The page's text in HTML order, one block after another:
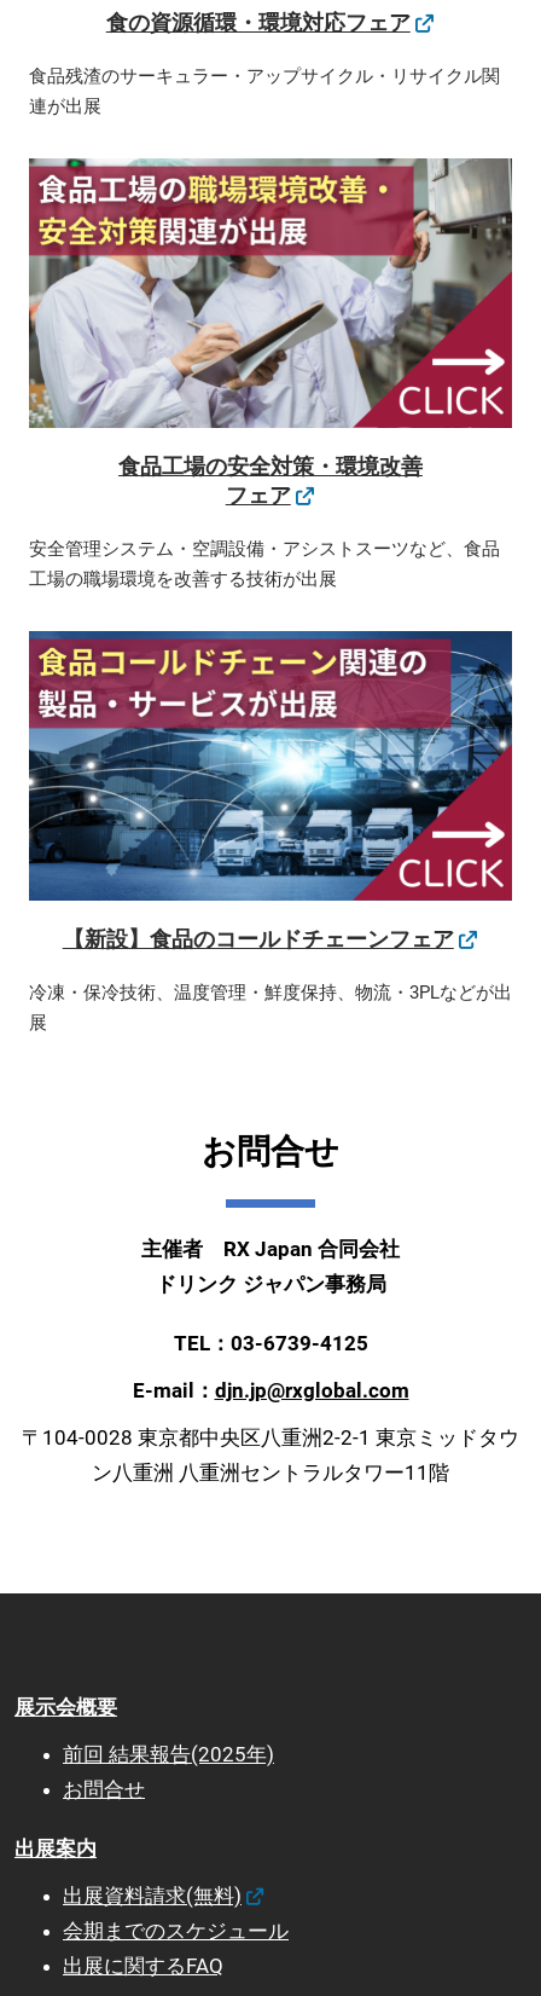
食の資源循環・環境対応フェア
食品残渣のサーキュラー・アップサイクル・リサイクル関
連が出展
食品工場の安全対策・環境改善
フェア
安全管理システム・空調設備・アシストスーツなど、食品
工場の職場環境を改善する技術が出展
【新設】食品のコールドチェーンフェア
冷凍・保冷技術、温度管理・鮮度保持、物流・3PLなどが出
展
お問合せ
主催者 RX Japan 合同会社
ドリンク ジャパン事務局
TEL：03-6739-4125
E-mail： djn.jp@rxglobal.com
〒104-0028 東京都中央区八重洲2-2-1 東京ミッドタウ
ン八重洲 八重洲セントラルタワー11階
展示会概要
前回 結果報告(2025年)
お問合せ
出展案内
出展資料請求(無料)
会期までのスケジュール
出展に関するFAQ